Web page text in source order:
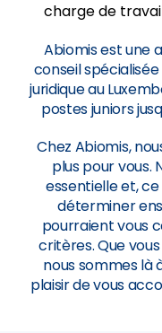
charge de
Abiomis est une
conseil
juridique au
postes juniors
Chez Abiomis,
plus pour vous.
essentielle et,
déterminer
pourraient vous
critères. Que
nous sommes là
plaisir de vous